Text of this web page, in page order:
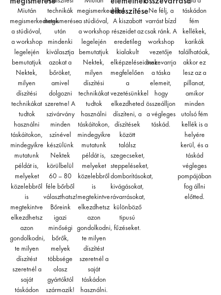
Miután
megismerkedtetek
a stúdióval,
a workshop
legelején
bemutatjuk
Nektek,
milyen
díszítési
technikákat
tudtok
használni
táskáitokon,
mindegyikre
mutatunk
példát is,
melyeket
közelebbről
is
megtekintve
elkezdhetsz
azon
gondolkodni,
te milyen
díszítést
szeretnél a
saját
táskádon
technikák
megismerése
után
mindenki
kiválasztja
azokat a
bőröket,
amivel
dolgozni
szeretne! A
szivárvány
minden
színével
készülünk
Nektek
körülbelül
60 – 80
féle bőrből
választhatsz!
Bőreink
igazi
minőségi
bőrők,
melyek
többsége
olasz
gyártóktól
származik!
megismerkedtetek
a stúdióval,
a workshop
legelején
bemutatjuk
Nektek,
milyen
díszítési
technikákat
tudtok
használni
táskáitokon,
mindegyikre
mutatunk
példát is,
melyeket
közelebbről
is
megtekintve
elkezdhetsz
azon
gondolkodni,
te milyen
díszítést
szeretnél a
saját
táskádon
használni.
elkészítése
A kiszabott
részeidet az
eredetileg
kialakult
elképzeléseidnek
megfelelően
a
vezetésünkkel
elkezdheted
díszíteni, a
díszítések
között
találsz
szegecseket,
steppeléseket,
domborításokat,
kivágásokat,
rávarrásokat,
különböző
tipusú
fűzéseket.
Ne félj, a
varrást bízd
csak ránk. A
workshop
vezetője
összevarrja
a táska
elemeit,
hogy
összeálljon
a végleges
táskád.
táskádon
fém
kellékek,
karikák
találhatóak,
akkor ez
lesz az a
pillanat,
amikor
minden
utolsó fém
kellék is a
helyére
kerül, és a
táskád
végleges
pompájában
fog állni
előtted.